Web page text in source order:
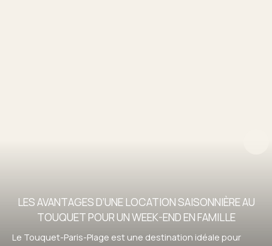
LES AVANTAGES D’UNE LOCATION SAISONNIÈRE AU
TOUQUET POUR UN WEEK-END EN FAMILLE
Le Touquet-Paris-Plage est une destination idéale pour